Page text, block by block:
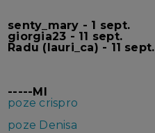
senty_mary - 1 sept.
giorgia23 - 11 sept.
Radu (lauri_ca) - 11 sept.
-----MI
poze crispro
poze Denisa